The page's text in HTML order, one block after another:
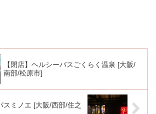
【閉店】ヘルシーバスごくらく温泉 [大阪/
南部/松原市]
スミノエ [大阪/西部/住之